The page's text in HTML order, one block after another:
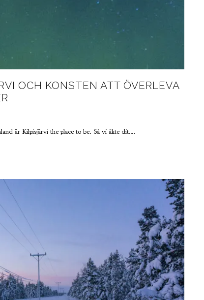
OCH KONSTEN ATT ÖVERLEVA
är Kilpisjärvi the place to be. Så vi åkte dit….